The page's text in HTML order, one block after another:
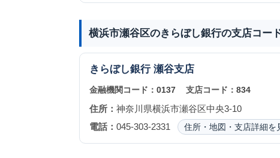
横浜市瀬谷区のきらぼし銀行の支店コー
きらぼし銀行 瀬谷支店
金融機関コード： 0137 支店コード： 834
住所： 神奈川県横浜市瀬谷区中央3-10
電話： 045-303-2331 住所・地図・支店詳細を